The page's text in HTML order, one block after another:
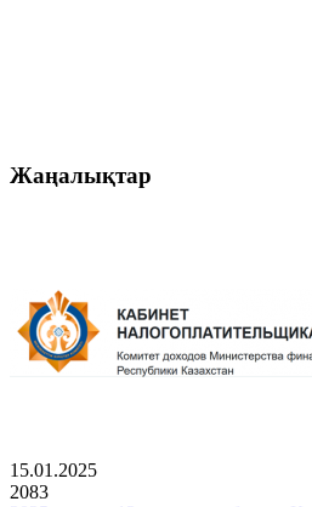
Жаңалықтар
15.01.2025
2083